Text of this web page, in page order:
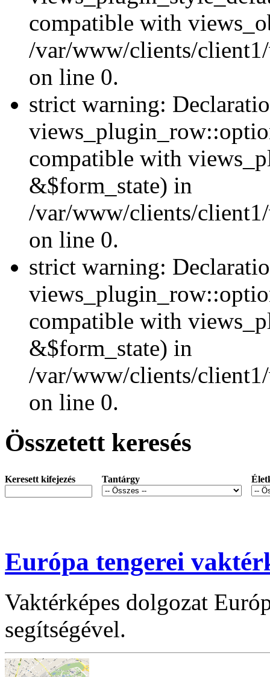
compatible with
/var/www/clients/
on line 0.
strict warning:
compatible with
&$form_state) in
/var/www/clients/
on line 0.
strict warning:
compatible with
&$form_state) in
/var/www/clients/
on line 0.
Összetett keresés
Keresett kifejezés Tantárgy
Európa tengerei
Vaktérképes dolgozat
segítségével.